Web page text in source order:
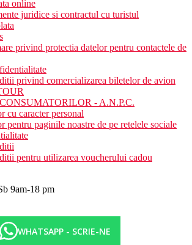
si umbrele (contra cost)
gratuite
contra cost
de biciclete
de masini
motorizate
yoga si pilates
online
juridice si contractul cu turistul
privind protectia datelor pentru contactele de
privind comercializarea biletelor de avion
- A.N.P.C.
cu caracter personal
pentru paginile noastre de pe retelele sociale
pentru utilizarea voucherului cadou
9am-18 pm
WHATSAPP - SCRIE-NE